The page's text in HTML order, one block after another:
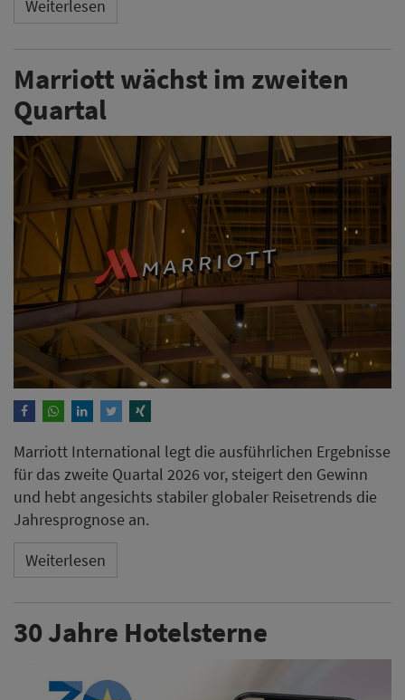
Weiterlesen
Marriott wächst im zweiten
Quartal
Marriott International legt die ausführlichen Ergebnisse
für das zweite Quartal 2026 vor, steigert den Gewinn
und hebt angesichts stabiler globaler Reisetrends die
Jahresprognose an.
Weiterlesen
30 Jahre Hotelsterne